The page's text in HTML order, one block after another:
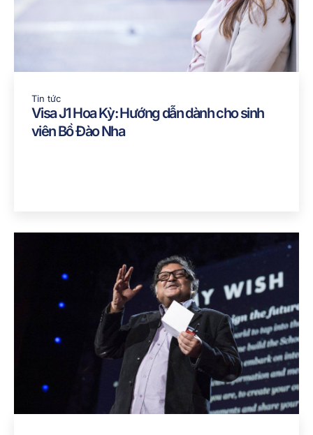
Tin tức
Visa J1 Hoa Kỳ: Hướng dẫn dành cho sinh
viên Bồ Đào Nha